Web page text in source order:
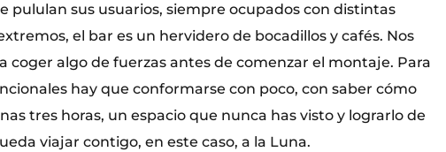
pululan sus usuarios, siempre ocupados con distintas
el bar es un hervidero de bocadillos y cafés. Nos
coger algo de fuerzas antes de comenzar el montaje. Para
hay que conformarse con poco, con saber cómo
tres horas, un espacio que nunca has visto y lograrlo de
viajar contigo, en este caso, a la Luna.